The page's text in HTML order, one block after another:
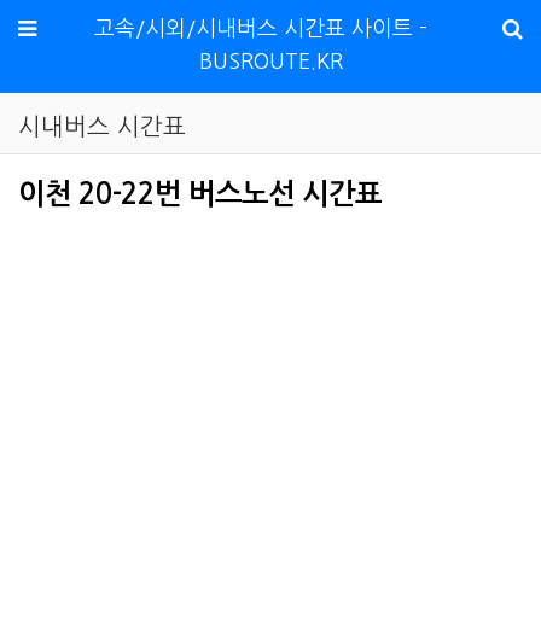
메뉴
고속/시외/시내버스 시간표 사이트 -
BUSROUTE.KR
시내버스 시간표
이천 20-22번 버스노선 시간표